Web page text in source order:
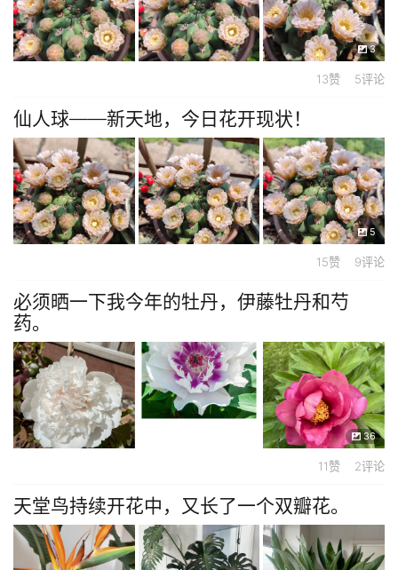
3
13赞 5评论
仙人球——新天地，今日花开现状！
5
15赞 9评论
必须晒一下我今年的牡丹，伊藤牡丹和芍
药。
36
11赞 2评论
天堂鸟持续开花中，又长了一个双瓣花。